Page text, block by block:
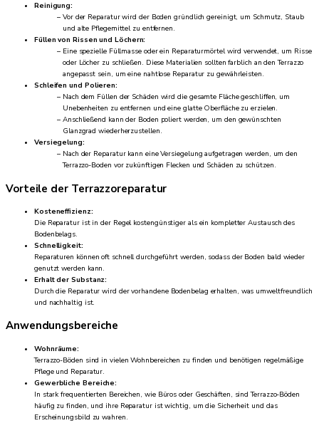
Reinigung:
Vor der Reparatur wird der Boden gründlich gereinigt, um Schmutz, Staub
und alte Pflegemittel zu entfernen.
Füllen von Rissen und Löchern:
Eine spezielle Füllmasse oder ein Reparaturmörtel wird verwendet, um Risse
oder Löcher zu schließen. Diese Materialien sollten farblich an den Terrazzo
angepasst sein, um eine nahtlose Reparatur zu gewährleisten.
Schleifen und Polieren:
Nach dem Füllen der Schäden wird die gesamte Fläche geschliffen, um
Unebenheiten zu entfernen und eine glatte Oberfläche zu erzielen.
Anschließend kann der Boden poliert werden, um den gewünschten
Glanzgrad wiederherzustellen.
Versiegelung:
Nach der Reparatur kann eine Versiegelung aufgetragen werden, um den
Terrazzo-Boden vor zukünftigen Flecken und Schäden zu schützen.
Vorteile der Terrazzoreparatur
Kosteneffizienz:
Die Reparatur ist in der Regel kostengünstiger als ein kompletter Austausch des
Bodenbelags.
Schnelligkeit:
Reparaturen können oft schnell durchgeführt werden, sodass der Boden bald wieder
genutzt werden kann.
Erhalt der Substanz:
Durch die Reparatur wird der vorhandene Bodenbelag erhalten, was umweltfreundlich
und nachhaltig ist.
Anwendungsbereiche
Wohnräume:
Terrazzo-Böden sind in vielen Wohnbereichen zu finden und benötigen regelmäßige
Pflege und Reparatur.
Gewerbliche Bereiche:
In stark frequentierten Bereichen, wie Büros oder Geschäften, sind Terrazzo-Böden
häufig zu finden, und ihre Reparatur ist wichtig, um die Sicherheit und das
Erscheinungsbild zu wahren.